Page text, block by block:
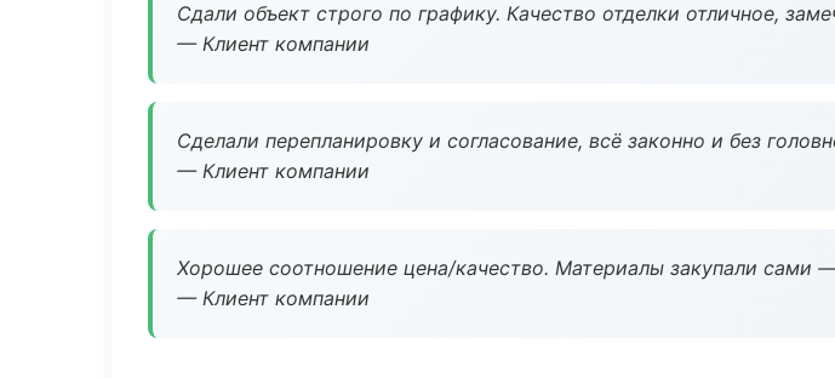
Сдали объект строго по графику. Качество отделки отличное,
— Клиент компании
Сделали перепланировку и согласование, всё законно и без
— Клиент компании
Хорошее соотношение цена/качество. Материалы закупали сами
— Клиент компании